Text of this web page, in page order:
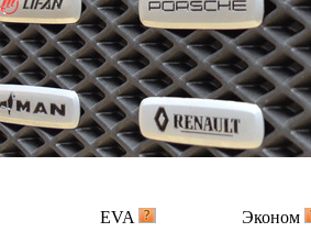
EVA
Эконом